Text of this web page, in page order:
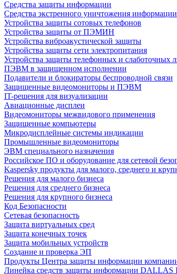
Средства защиты информации
Средства экстренного уничтожения информации
Устройства защиты сотовых телефонов
Устройства защиты от ПЭМИН
Устройства виброакустической защиты
Устройства защиты сети электропитания
Устройства защиты телефонных и слаботочных
ПЭВМ в защищенном исполнении
Подавители и блокираторы беспроводной связи
Защищенные видеомониторы и ПЭВМ
IT-решения для визуализации
Авиационные дисплеи
Видеомониторы межвидового применения
Защищенные компьютеры
Микродисплейные системы индикации
Промышленные видеомониторы
ЭВМ специального назначения
Российское ПО и оборудование для сетевой
Kaspersky продукты для малого, среднего и
Решения для малого бизнеса
Решения для среднего бизнеса
Решения для крупного бизнеса
Код Безопасности
Сетевая безопасность
Защита виртуальных сред
Защита конечных точек
Защита мобильных устройств
Создание и проверка ЭП
Продукты Центра защиты информации
Линейка средств защиты информации DALLAS